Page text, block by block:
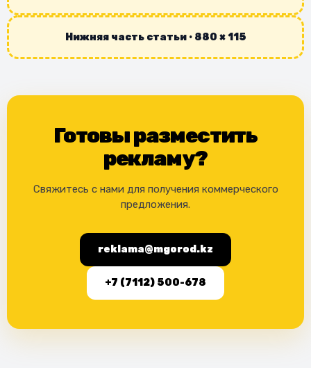
Нижняя часть статьи · 880 × 115
Готовы разместить
рекламу?
Свяжитесь с нами для получения коммерческого
предложения.
reklama@mgorod.kz
+7 (7112) 500-678